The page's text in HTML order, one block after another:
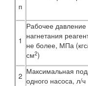
п
1
Рабочее давление
нагнетания
не более, МПа
см2)
2 Максимальная
одного насоса, л/ч